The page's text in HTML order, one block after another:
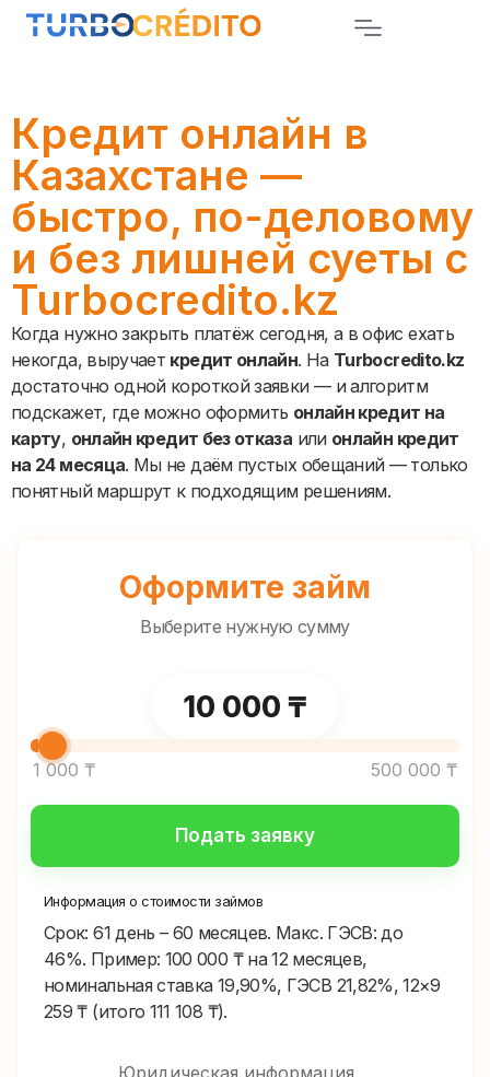
Кредит онлайн в
Казахстане —
быстро, по-деловому
и без лишней суеты с
Turbocredito.kz
Когда нужно закрыть платёж сегодня, а в офис ехать
некогда, выручает кредит онлайн. На Turbocredito.kz
достаточно одной короткой заявки — и алгоритм
подскажет, где можно оформить онлайн кредит на
карту, онлайн кредит без отказа или онлайн кредит
на 24 месяца. Мы не даём пустых обещаний — только
понятный маршрут к подходящим решениям.
Оформите займ
Выберите нужную сумму
10 000 ₸
1 000 ₸ 500 000 ₸
Подать заявку
Информация о стоимости займов
Срок: 61 день – 60 месяцев. Макс. ГЭСВ: до
46%. Пример: 100 000 ₸ на 12 месяцев,
номинальная ставка 19,90%, ГЭСВ 21,82%, 12×9
259 ₸ (итого 111 108 ₸).